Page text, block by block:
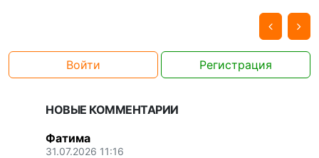
Войти Регистрация
НОВЫЕ КОММЕНТАРИИ
Фатима
31.07.2026 11:16